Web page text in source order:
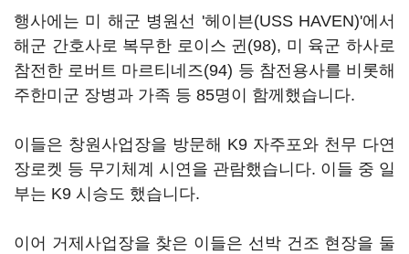
행사에는 미 해군 병원선 '헤이븐(USS HAVEN)'에서
해군 간호사로 복무한 로이스 귄(98), 미 육군 하사로
참전한 로버트 마르티네즈(94) 등 참전용사를 비롯해
주한미군 장병과 가족 등 85명이 함께했습니다.
이들은 창원사업장을 방문해 K9 자주포와 천무 다연
장로켓 등 무기체계 시연을 관람했습니다. 이들 중 일
부는 K9 시승도 했습니다.
이어 거제사업장을 찾은 이들은 선박 건조 현장을 둘